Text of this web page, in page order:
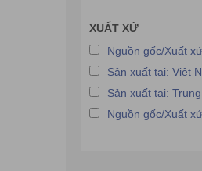
XUẤT XỨ
Nguồn gốc/Xuất
Sản xuất tại: Việt
Sản xuất tại:
Nguồn gốc/Xuất